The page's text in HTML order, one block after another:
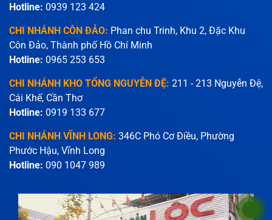
Hotline: 0939 123 424
CHI NHÁNH CÔN ĐẢO: Phan chu Trinh, Khu 2, Đặc Khu
Côn Đảo, Thành phố Hồ Chí Minh
Hotline: 0965 253 653
CHI NHÁNH KHO TỔNG NGUYỄN ĐỆ: 211 - 213 Nguyễn Đệ,
Cái Khế, Cần Thơ
Hotline: 0919 133 677
CHI NHÁNH VĨNH LONG: 346C Phó Cơ Điều, Phường
Phước Hậu, Vĩnh Long
Hotline: 090 1047 989